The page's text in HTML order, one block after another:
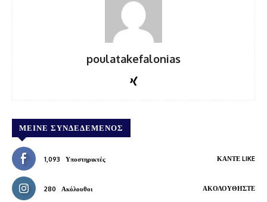
poulatakefalonias
ΜΕΊΝΕ ΣΥΝΔΕΔΕΜΈΝΟΣ
1,093 Υποστηρικτές ΚΆΝΤΕ LIKE
280 Ακόλουθοι ΑΚΟΛΟΥΘΉΣΤΕ